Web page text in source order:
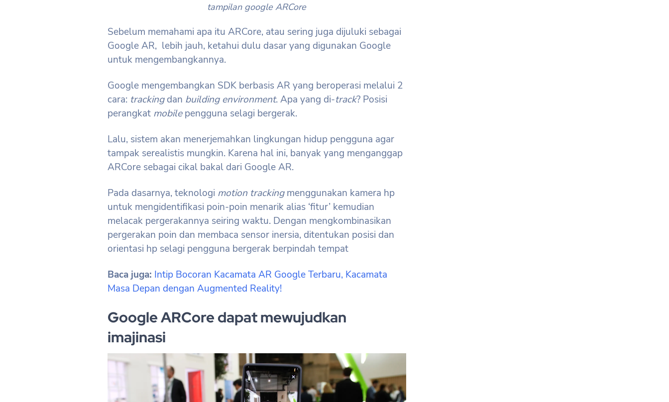
tampilan google ARCore
Sebelum memahami apa itu ARCore, atau sering juga dijuluki sebagai
Google AR, lebih jauh, ketahui dulu dasar yang digunakan Google
untuk mengembangkannya.
Google mengembangkan SDK berbasis AR yang beroperasi melalui 2
cara: trackingdan building environment. Apa yang di-track? Posisi
perangkat mobilepengguna selagi bergerak.
Lalu, sistem akan menerjemahkan lingkungan hidup pengguna agar
tampak serealistis mungkin. Karena hal ini, banyak yang menganggap
ARCore sebagai cikal bakal dari Google AR.
Pada dasarnya, teknologi motion trackingmenggunakan kamera hp
untuk mengidentifikasi poin-poin menarik alias ‘fitur’ kemudian
melacak pergerakannya seiring waktu. Dengan mengkombinasikan
pergerakan poin dan membaca sensor inersia, ditentukan posisi dan
orientasi hp selagi pengguna bergerak berpindah tempat
Baca juga: Intip Bocoran Kacamata AR Google Terbaru, Kacamata
Masa Depan dengan Augmented Reality!
Google ARCore dapat mewujudkan
imajinasi